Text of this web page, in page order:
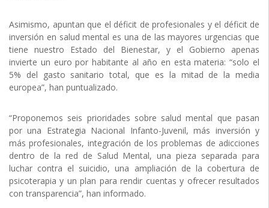
Asimismo, apuntan que el déficit de profesionales y el déficit de
inversión en salud mental es una de las mayores urgencias que
tiene nuestro Estado del Bienestar, y el Gobierno apenas
invierte un euro por habitante al año en esta materia: “solo el
5% del gasto sanitario total, que es la mitad de la media
europea”, han puntualizado.
“Proponemos seis prioridades sobre salud mental que pasan
por una Estrategia Nacional Infanto-Juvenil, más inversión y
más profesionales, integración de los problemas de adicciones
dentro de la red de Salud Mental, una pieza separada para
luchar contra el suicidio, una ampliación de la cobertura de
psicoterapia y un plan para rendir cuentas y ofrecer resultados
con transparencia”, han informado.